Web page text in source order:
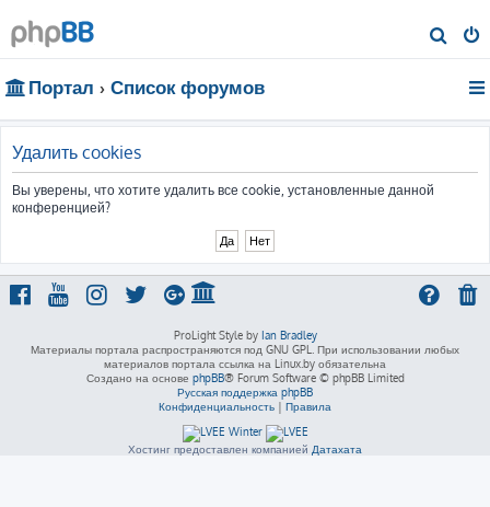
о
Портал Список форумов
Удалить cookies
Вы уверены, что хотите удалить все cookie, установленные данной
конференцией?
ProLight Style by Ian Bradley
Материалы портала распространяются под GNU GPL. При использовании любых
материалов портала ссылка на Linux.by обязательна
Создано на основе phpBB® Forum Software © phpBB Limited
Русская поддержка phpBB
Конфиденциальность | Правила
Хостинг предоставлен компанией Датахата